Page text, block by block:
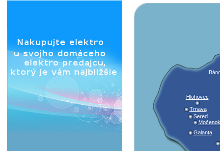
Galanta
Hlohovec
Močenok
Sereď
Trnava